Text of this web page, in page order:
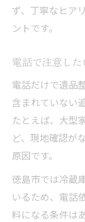
ず、丁寧なヒア
ントです。
電話で注意し
電話だけで遺品
含まれていない
たとえば、大型
ど、現地確認が
原因です。
徳島市では冷蔵
いるため、電話
料になる条件は